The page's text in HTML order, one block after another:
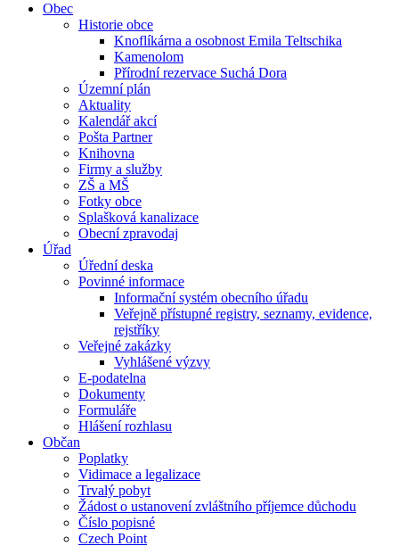
Obec
Historie obce
Knoflíkárna a osobnost Emila Teltschika
Kamenolom
Přírodní rezervace Suchá Dora
Územní plán
Aktuality
Kalendář akcí
Pošta Partner
Knihovna
Firmy a služby
ZŠ a MŠ
Fotky obce
Splašková kanalizace
Obecní zpravodaj
Úřad
Úřední deska
Povinné informace
Informační systém obecního úřadu
Veřejně přístupné registry, seznamy, evidence,
rejstříky
Veřejné zakázky
Vyhlášené výzvy
E-podatelna
Dokumenty
Formuláře
Hlášení rozhlasu
Občan
Poplatky
Vidimace a legalizace
Trvalý pobyt
Žádost o ustanovení zvláštního příjemce důchodu
Číslo popisné
Czech Point